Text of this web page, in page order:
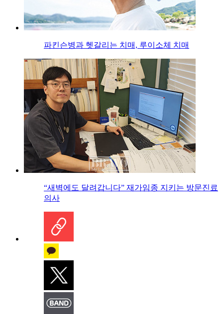
파킨슨병과 헷갈리는 치매, 루이소체 치매
“새벽에도 달려갑니다” 재가임종 지키는 방문진료
의사